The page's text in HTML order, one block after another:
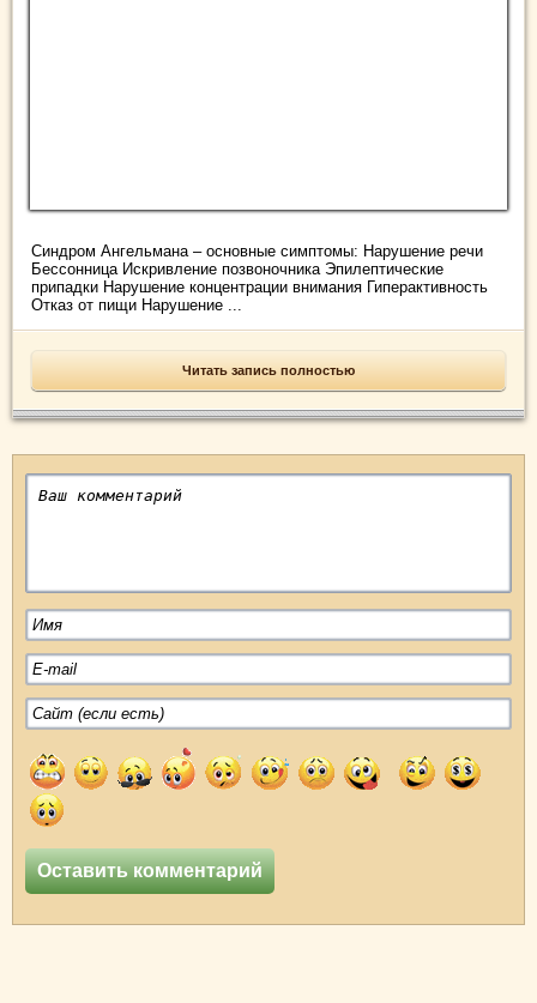
Синдром Ангельмана – основные симптомы: Нарушение речи
Бессонница Искривление позвоночника Эпилептические
припадки Нарушение концентрации внимания Гиперактивность
Отказ от пищи Нарушение ...
Читать запись полностью